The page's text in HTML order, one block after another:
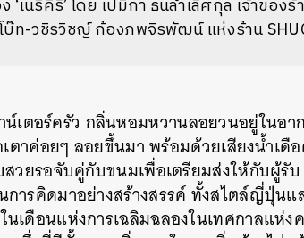
เนริคิริ’ โดย เปมิกา ธนล้ำเลิศกุล เจ้าขอ
โบ๊ท-วชิรวิชญ์ ก้องภพจิรพัฒน์ แห่งร้าน
เตอร์ครัว กลิ่นหอมหวานลอยวนอยู่ในอา
ตาค่อยๆ ลอยขึ้นมา พร้อมด้วยเสียงน้ำเดื
วยรอจับคู่กับขนมเพื่อเตรียมส่งให้กับผู้รั
ารคิดมาอย่างสร้างสรรค์ ทั้งสไตล์ญี่ปุ่น
เดือนแห่งการเฉลิมฉลองในเทศกาลแห่ง